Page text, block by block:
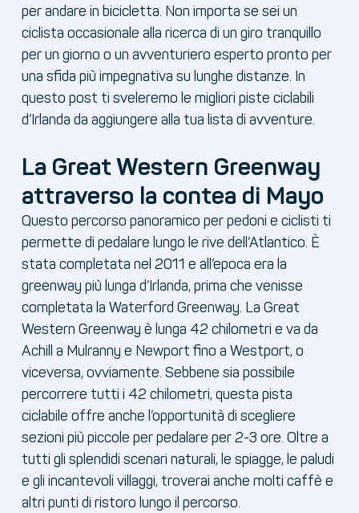
per andare in bicicletta. Non importa se sei un
ciclista occasionale alla ricerca di un giro tranquillo
per un giorno o un avventuriero esperto pronto per
una sfida più impegnativa su lunghe distanze. In
questo post ti sveleremo le migliori piste ciclabili
d’Irlanda da aggiungere alla tua lista di avventure.
La Great Western Greenway
attraverso la contea di Mayo
Questo percorso panoramico per pedoni e ciclisti ti
permette di pedalare lungo le rive dell’Atlantico. È
stata completata nel 2011 e all’epoca era la
greenway più lunga d’Irlanda, prima che venisse
completata la Waterford Greenway. La Great
Western Greenway è lunga 42 chilometri e va da
Achill a Mulranny e Newport fino a Westport, o
viceversa, ovviamente. Sebbene sia possibile
percorrere tutti i 42 chilometri, questa pista
ciclabile offre anche l’opportunità di scegliere
sezioni più piccole per pedalare per 2-3 ore. Oltre a
tutti gli splendidi scenari naturali, le spiagge, le paludi
e gli incantevoli villaggi, troverai anche molti caffè e
altri punti di ristoro lungo il percorso.